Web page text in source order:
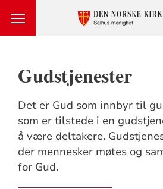
Gudstjenester
Det er Gud som innbyr til
som er tilstede i en
å være deltakere.
der mennesker møtes og
for Gud.